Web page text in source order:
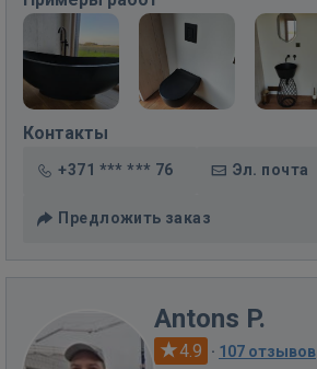
Контакты
+371 *** *** 76 Эл. почта
Предложить заказ
Antons P.
4.9 · 107 отзывов